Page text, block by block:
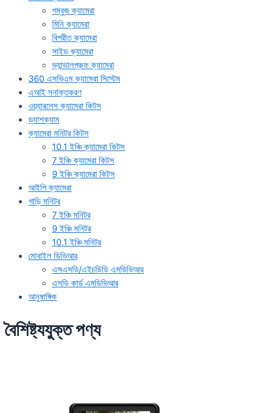
গম্বুজ ক্যামেরা
মিনি ক্যামেরা
বিপরীত ক্যামেরা
সাইড ক্যামেরা
ভ্যান্ডালপ্রুফ ক্যামেরা
360 এসভিএম ক্যামেরা সিস্টেম
এআই সনাক্তকরণ
ওয়্যারলেস ক্যামেরা কিটস
ড্যাশক্যাম
ক্যামেরা মনিটর কিটস
10.1 ইঞ্চি ক্যামেরা কিটস
7 ইঞ্চি ক্যামেরা কিটস
9 ইঞ্চি ক্যামেরা কিটস
আইপি ক্যামেরা
গাড়ি মনিটর
7 ইঞ্চি মনিটর
9 ইঞ্চি মনিটর
10.1 ইঞ্চি মনিটর
মোবাইল ডিভিআর
এসএসডি/এইচডিডি এমডিভিআর
এসডি কার্ড এমডিভিআর
আনুষাঙ্গিক
বৈশিষ্ট্যযুক্ত পণ্য